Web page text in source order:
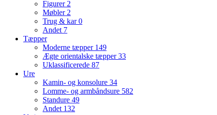
Figurer2
Møbler2
Trug & kar0
Andet 7
Tæpper
Moderne tæpper 149
Ægte orientalske tæpper33
Uklassificerede 87
Ure
Kamin- og konsolure 34
Lomme- og armbåndsure 582
Standure 49
Andet 132